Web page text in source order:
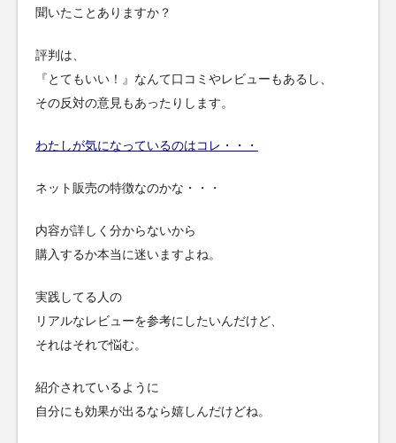
聞いたことありますか？
評判は、
『とてもいい！』なんて口コミやレビューもあるし、
その反対の意見もあったりします。
わたしが気になっているのはコレ・・・
ネット販売の特徴なのかな・・・
内容が詳しく分からないから
購入するか本当に迷いますよね。
実践してる人の
リアルなレビューを参考にしたいんだけど、
それはそれで悩む。
紹介されているように
自分にも効果が出るなら嬉しんだけどね。